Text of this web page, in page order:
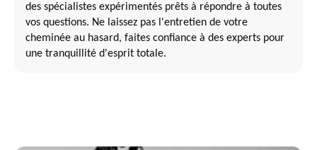
des spécialistes expérimentés prêts à répondre à toutes
vos questions. Ne laissez pas l'entretien de votre
cheminée au hasard, faites confiance à des experts pour
une tranquillité d'esprit totale.